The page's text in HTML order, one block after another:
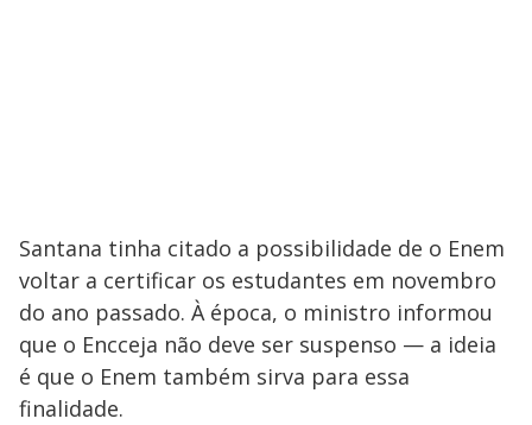
Santana tinha citado a possibilidade de o Enem
voltar a certificar os estudantes em novembro
do ano passado. À época, o ministro informou
que o Encceja não deve ser suspenso — a ideia
é que o Enem também sirva para essa
finalidade.